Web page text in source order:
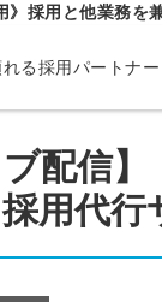
》採用と他業務
れる採用パートナー
ブ配信
用代